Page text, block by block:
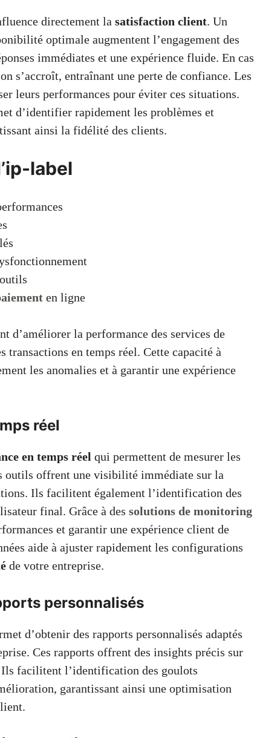
directement la satisfaction client. Un
optimale augmentent l’engagement des
immédiates et une expérience fluide. En cas
s’accroît, entraînant une perte de confiance. Les
leurs performances pour éviter ces situations.
d’identifier rapidement les problèmes et
ainsi la fidélité des clients.
label
en ligne
d’améliorer la performance des services de
en temps réel. Cette capacité à
les anomalies et à garantir une expérience
réel
en temps réel qui permettent de mesurer les
outils offrent une visibilité immédiate sur la
Ils facilitent également l’identification des
final. Grâce à des solutions de monitoring
et garantir une expérience client de
aide à ajuster rapidement les configurations
de votre entreprise.
personnalisés
d’obtenir des rapports personnalisés adaptés
Ces rapports offrent des insights précis sur
facilitent l’identification des goulots
garantissant ainsi une optimisation